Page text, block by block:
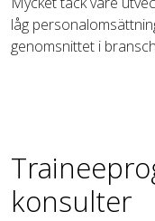
låg
genomsnittet i
konsulter